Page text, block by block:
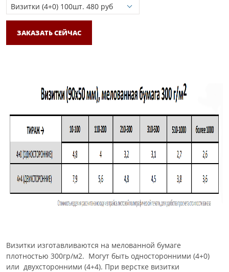
ЗАКАЗАТЬ СЕЙЧАС
Визитки изготавливаются на мелованной бумаге
плотностью 300гр/м2. Могут быть односторонними (4+0)
или двухсторонними (4+4). При верстке визитки